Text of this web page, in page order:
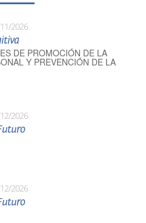
2026
DE PROMOCIÓN DE LA
Y PREVENCIÓN DE LA
2026
2026